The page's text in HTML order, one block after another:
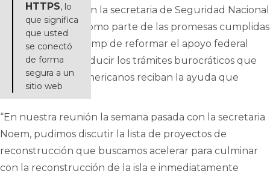
HTTPS, lo
que significa
que usted
se conectó
de forma
segura a un
sitio web
González Colón con la secretaria de Seguridad Nacional
Kristi Noem; esto como parte de las promesas cumplidas
del presidente Trump de reformar el apoyo federal
para desastres y reducir los trámites burocráticos que
impiden que los americanos reciban la ayuda que
necesitan.
“En nuestra reunión la semana pasada con la secretaria
Noem, pudimos discutir la lista de proyectos de
reconstrucción que buscamos acelerar para culminar
con la reconstrucción de la isla e inmediatamente